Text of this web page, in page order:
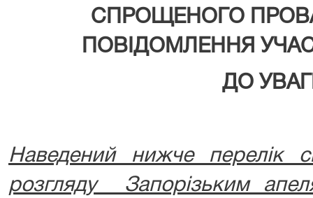
СПРОЩЕНОГО
ПОВІДОМЛЕННЯ
ДО
Наведений нижче перелік
розгляду Запорізьким